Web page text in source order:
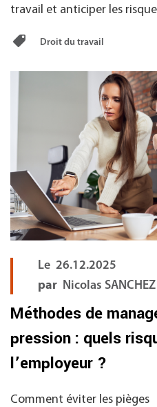
travail et anticiper les
Droit du travail
Le 26.12.2025
par Nicolas
Méthodes de
pression : quels
l’employeur ?
Comment éviter les pièges